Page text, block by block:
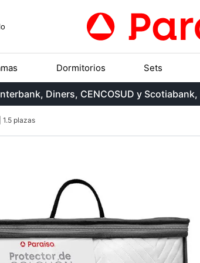
Dormitorios Sets
Diners, CENCOSUD y Scotiabank,
1.5 plazas